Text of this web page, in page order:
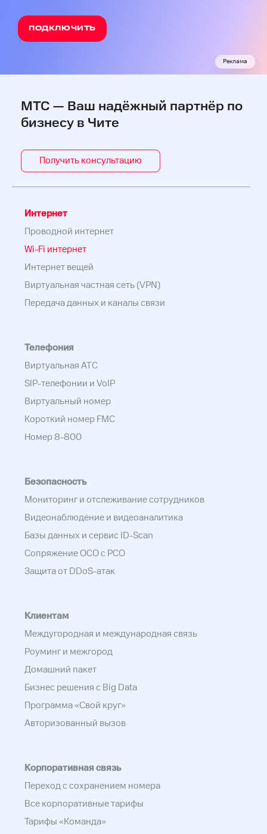
ПОДКЛЮЧИТЬ
Реклама
МТС — Ваш надёжный партнёр по
бизнесу в Чите
Получить консультацию
Интернет
Проводной интернет
Wi-Fi интернет
Интернет вещей
Виртуальная частная сеть (VPN)
Передача данных и каналы связи
Телефония
Виртуальная АТС
SIP-телефонии и VoIP
Виртуальный номер
Короткий номер FMC
Номер 8-800
Безопасность
Мониторинг и отслеживание сотрудников
Видеонаблюдение и видеоаналитика
Базы данных и сервис ID-Scan
Сопряжение ОСО с РСО
Защита от DDoS-атак
Клиентам
Междугородная и международная связь
Роуминг и межгород
Домашний пакет
Бизнес решения с Big Data
Программа «Свой круг»
Авторизованный вызов
Корпоративная связь
Переход с сохранением номера
Все корпоративные тарифы
Тарифы «Команда»